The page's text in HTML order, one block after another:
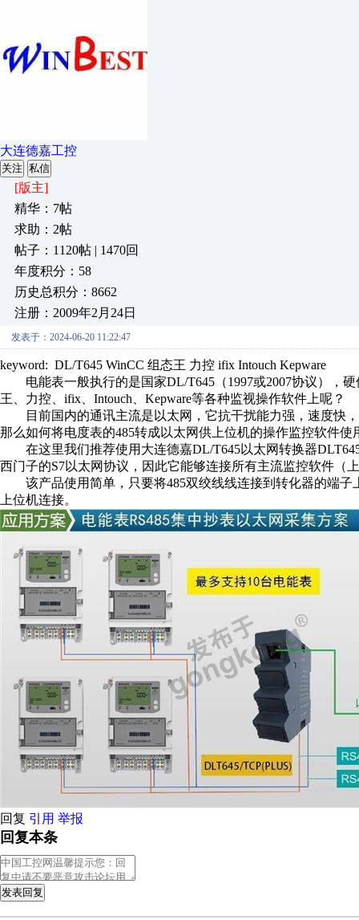
大连德嘉工控
关注 私信
[版主]
精华：7帖
求助：2帖
帖子：1120帖 | 1470回
年度积分：58
历史总积分：8662
注册：2009年2月24日
发表于：2024-06-20 11:22:47
keyword: DL/T645 WinCC 组态王 力控 ifix Intouch Kepware
电能表一般执行的是国家DL/T645（1997或2007协议），硬
王、力控、ifix、Intouch、Kepware等各种监视操作软件上呢？
目前国内的通讯主流是以太网，它抗干扰能力强，速度快，
那么如何将电度表的485转成以太网供上位机的操作监控软件使
在这里我们推荐使用大连德嘉DL/T645以太网转换器
西门子的S7以太网协议，因此它能够连接所有主流监控软件（
该产品使用简单，只要将485双绞线线连接到转化器的端子
上位机连接。
回复 引用 举报
回复本条
发表回复